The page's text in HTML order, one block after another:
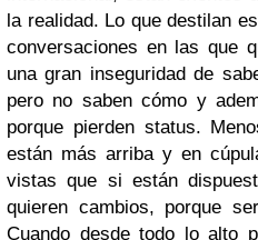
la realidad. Lo que destilan
conversaciones en las que
una gran inseguridad de
pero no saben cómo y
porque pierden status.
están más arriba y en
vistas que si están
quieren cambios, porque
Cuando desde todo lo alto